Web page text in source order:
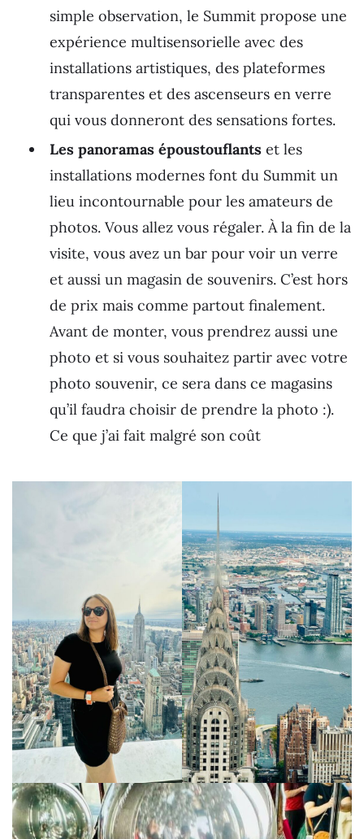
simple observation, le Summit propose une
expérience multisensorielle avec des
installations artistiques, des plateformes
transparentes et des ascenseurs en verre
qui vous donneront des sensations fortes.
Les panoramas époustouflants et les
installations modernes font du Summit un
lieu incontournable pour les amateurs de
photos. Vous allez vous régaler. À la fin de la
visite, vous avez un bar pour voir un verre
et aussi un magasin de souvenirs. C’est hors
de prix mais comme partout finalement.
Avant de monter, vous prendrez aussi une
photo et si vous souhaitez partir avec votre
photo souvenir, ce sera dans ce magasins
qu’il faudra choisir de prendre la photo :).
Ce que j’ai fait malgré son coût